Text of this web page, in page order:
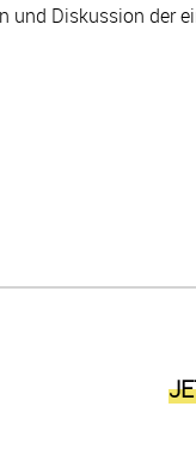
und Diskussion der